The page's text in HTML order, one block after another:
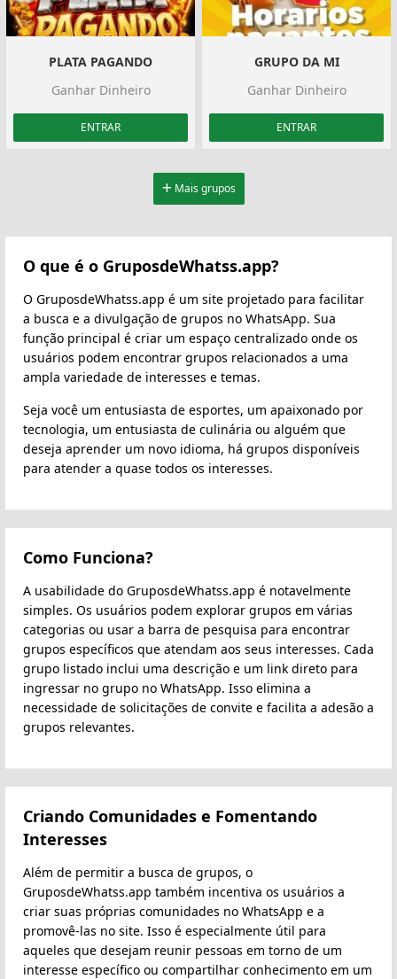
PLATA PAGANDO
Ganhar Dinheiro
ENTRAR
GRUPO DA MI
Ganhar Dinheiro
ENTRAR
Mais grupos
O que é o GruposdeWhatss.app?
O GruposdeWhatss.app é um site projetado para facilitar
a busca e a divulgação de grupos no WhatsApp. Sua
função principal é criar um espaço centralizado onde os
usuários podem encontrar grupos relacionados a uma
ampla variedade de interesses e temas.
Seja você um entusiasta de esportes, um apaixonado por
tecnologia, um entusiasta de culinária ou alguém que
deseja aprender um novo idioma, há grupos disponíveis
para atender a quase todos os interesses.
Como Funciona?
A usabilidade do GruposdeWhatss.app é notavelmente
simples. Os usuários podem explorar grupos em várias
categorias ou usar a barra de pesquisa para encontrar
grupos específicos que atendam aos seus interesses. Cada
grupo listado inclui uma descrição e um link direto para
ingressar no grupo no WhatsApp. Isso elimina a
necessidade de solicitações de convite e facilita a adesão a
grupos relevantes.
Criando Comunidades e Fomentando
Interesses
Além de permitir a busca de grupos, o
GruposdeWhatss.app também incentiva os usuários a
criar suas próprias comunidades no WhatsApp e a
promovê-las no site. Isso é especialmente útil para
aqueles que desejam reunir pessoas em torno de um
interesse específico ou compartilhar conhecimento em um